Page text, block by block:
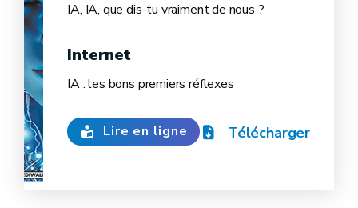
IA, IA, que dis-tu vraiment de nous ?
Internet
IA : les bons premiers réflexes
Lire en ligne Télécharger